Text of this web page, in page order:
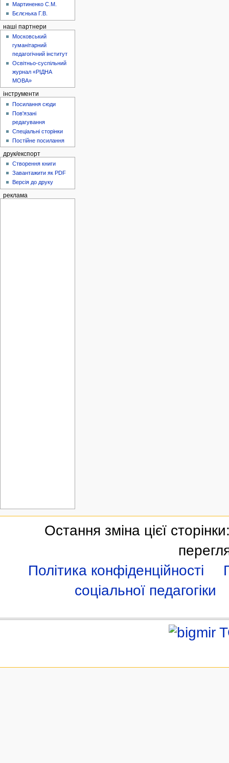
Мартиненко С.М.
Бєлєнька Г.В.
наші партнери
Московський
гуманітарний
педагогічний інститут
Освітньо-суспільний
журнал «РІДНА
МОВА»
інструменти
Посилання сюди
Пов'язані
редагування
Спеціальні сторінки
Постійне посилання
друк/експорт
Створення книги
Завантажити як PDF
Версія до друку
реклама
Остання зміна цієї
Політика конфіденційності
соціальної педагогіки